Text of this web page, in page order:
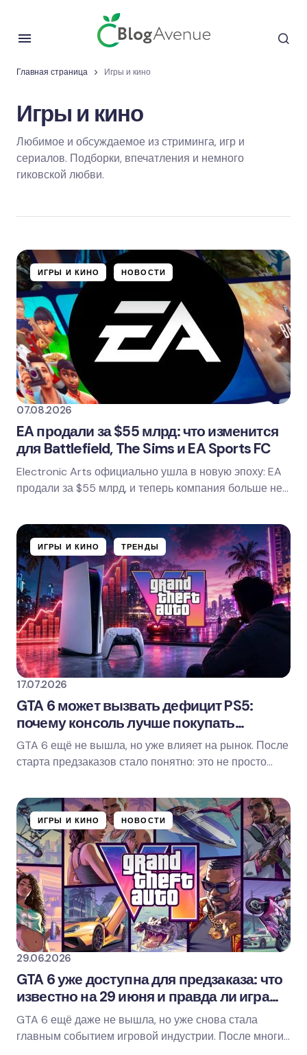
Главная страница Игры и кино
Игры и кино
Любимое и обсуждаемое из стриминга, игр и
сериалов. Подборки, впечатления и немного
гиковской любви.
ИГРЫ И КИНО НОВОСТИ
07.08.2026
EA продали за $55 млрд: что изменится
для Battlefield, The Sims и EA Sports FC
Electronic Arts официально ушла в новую эпоху: EA
продали за $55 млрд, и теперь компания больше не
ИГРЫ И КИНО ТРЕНДЫ
17.07.2026
GTA 6 может вызвать дефицит PS5:
почему консоль лучше покупать
заранее
GTA 6 ещё не вышла, но уже влияет на рынок. После
старта предзаказов стало понятно: это не просто
ИГРЫ И КИНО НОВОСТИ
29.06.2026
GTA 6 уже доступна для предзаказа: что
известно на 29 июня и правда ли игра
собрала миллиарды за сутки
GTA 6 ещё даже не вышла, но уже снова стала
главным событием игровой индустрии. После многих